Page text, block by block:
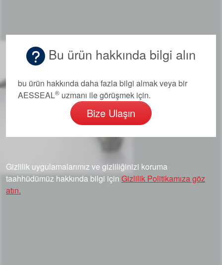
Bu ürün hakkında bilgi alın
bu ürün hakkında daha fazla bilgi almak veya bir
AESSEAL® uzmanı ile görüşmek için.
Bize Ulaşın
Gizlilik uygulamalarımız ve gizliliğinizi koruma
taahhüdümüz hakkında bilgi için Gizlilik Politikamıza göz
atın.